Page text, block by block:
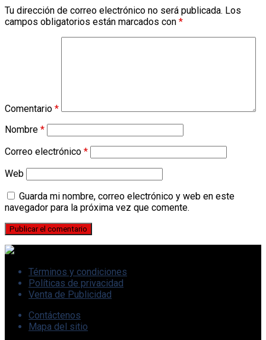
Tu dirección de correo electrónico no será publicada. Los
campos obligatorios están marcados con *
Comentario *
Nombre *
Correo electrónico *
Web
Guarda mi nombre, correo electrónico y web en este
navegador para la próxima vez que comente.
Términos y condiciones
Políticas de privacidad
Venta de Publicidad
Contáctenos
Mapa del sitio